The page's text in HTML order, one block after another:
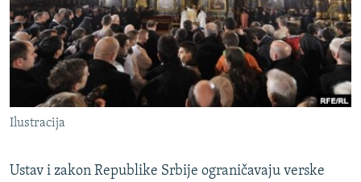
ISPRIČAJ MI
DNEVNO@RSE
SPECIJALI RSE
VIŠE OD NASLOVA
GENOCID U SREBRENICI
POPLAVE I KLIZIŠTA U BIH 2024.
PRATITE NAS
Ilustracija
Ustav i zakon Republike Srbije ograničavaju verske